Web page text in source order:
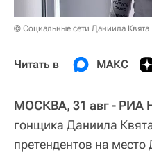
© Социальные сети Даниила Квята
Читать в МАКС
МОСКВА, 31 авг - РИА
гонщика Даниила
претендентов на